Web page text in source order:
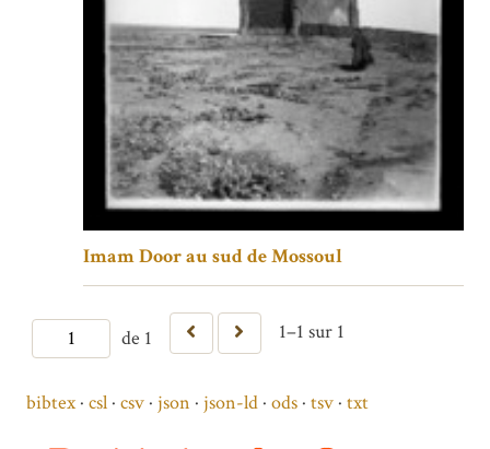
Imam Door au sud de Mossoul
de 1 1–1 sur 1
bibtex csl csv json json-ld ods tsv txt